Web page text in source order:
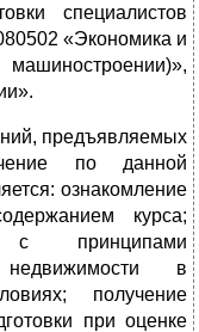
специалистов
«Экономика и
предъявляемых
по данной
ознакомление
курса;
с принципами
в
получение
при оценке